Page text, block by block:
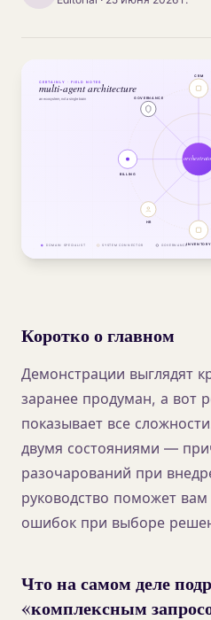
Коротко о главном
Демонстрации выглядят
заранее продуман, а вот
показывает все
двумя состояниями —
разочарований при
руководство поможет
ошибок при выборе
Что на самом деле
«комплексным